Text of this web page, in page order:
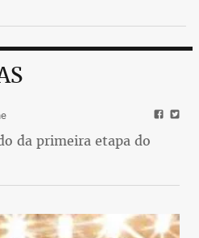
da primeira etapa do